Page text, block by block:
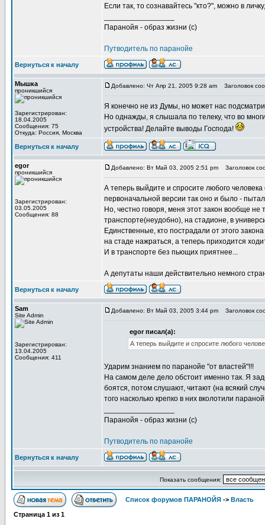
Если так, то сознавайтесь "кто?", можно в
Паранойя - образ жизни (с)
Путводитель по паранойе
Вернуться к началу
Мышка
проникшийся
Зарегистрирован:
18.04.2005
Сообщения: 75
Откуда: Россия, Москва
Добавлено: Чт Апр 21, 2005 9:28 am Заголовок
Я конечно не из Думы, но может нас
Но однажды, я слышала по телеку, что во
устройства! Делайте выводы Господа!
Вернуться к началу
egor
проникшийся
Зарегистрирован:
03.05.2005
Сообщения: 88
Добавлено: Вт Май 03, 2005 2:51 pm Заголовок
А теперь выйдите и спросите любого
первоначальной версии так оно и было -
Но, честно говоря, меня этот закон вообще
транспорте(неудобно), на стадионе, в
Единственные, кто пострадали от этого
на стаде нажраться, а теперь приходится
И в транспорте без пьющих приятнее...
А депутаты наши действительно немного
Вернуться к началу
Sam
Site Admin
Зарегистрирован:
13.04.2005
Сообщения: 411
Добавлено: Вт Май 03, 2005 3:44 pm Заголовок
egor писал(а):
А теперь выйдите и спросите любого
Ударим знанием по паранойе "от властей"!!!
На самом деле дело обстоит именно так. Я
боятся, потом слушают, читают (на всякий
того насколько крепко в них вколотили
Паранойя - образ жизни (с)
Путводитель по паранойе
Вернуться к началу
Показать сообщения:
Список форумов ПАРАНОЙЯ -> Власть
Страница 1 из 1